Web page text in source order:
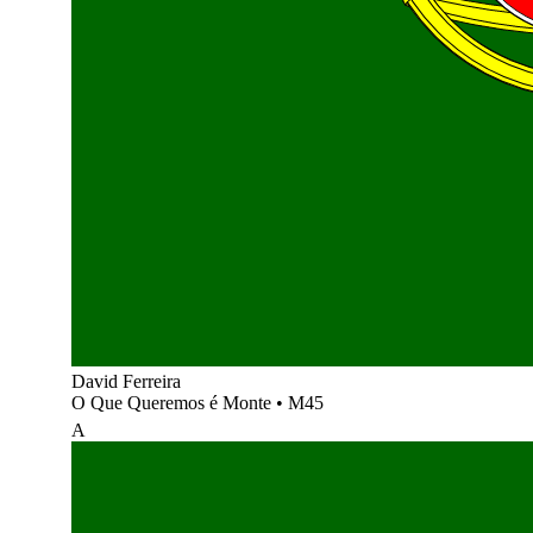
David Ferreira
O Que Queremos é Monte • M45
A